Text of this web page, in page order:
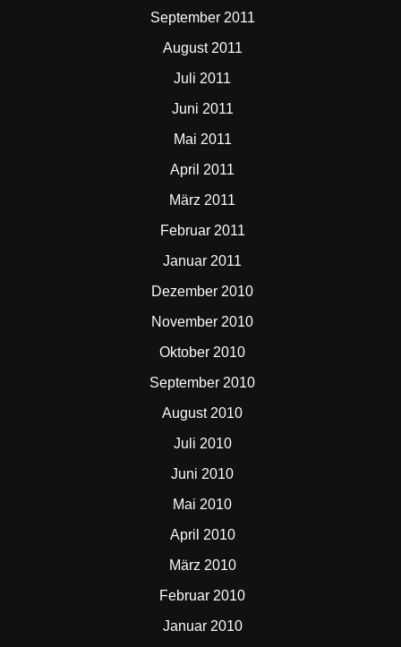
September 2011
August 2011
Juli 2011
Juni 2011
Mai 2011
April 2011
März 2011
Februar 2011
Januar 2011
Dezember 2010
November 2010
Oktober 2010
September 2010
August 2010
Juli 2010
Juni 2010
Mai 2010
April 2010
März 2010
Februar 2010
Januar 2010